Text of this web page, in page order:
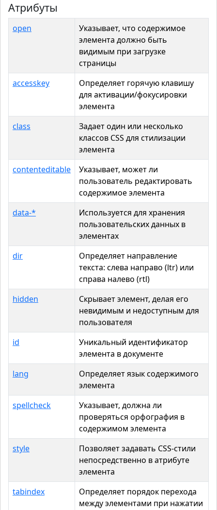
Атрибуты
open
Указывает, что содержимое
элемента должно быть
видимым при загрузке
страницы
accesskey
Определяет горячую клавишу
для активации/фокусировки
элемента
class
Задает один или несколько
классов CSS для стилизации
элемента
contenteditable
Указывает, может ли
пользователь редактировать
содержимое элемента
data-*
Используется для хранения
пользовательских данных в
элементах
dir
Определяет направление
текста: слева направо (ltr) или
справа налево (rtl)
hidden
Скрывает элемент, делая его
невидимым и недоступным для
пользователя
id
Уникальный идентификатор
элемента в документе
lang
Определяет язык содержимого
элемента
spellcheck
Указывает, должна ли
проверяться орфография в
содержимом элемента
style
Позволяет задавать CSS-стили
непосредственно в атрибуте
элемента
tabindex
Определяет порядок перехода
между элементами при нажатии